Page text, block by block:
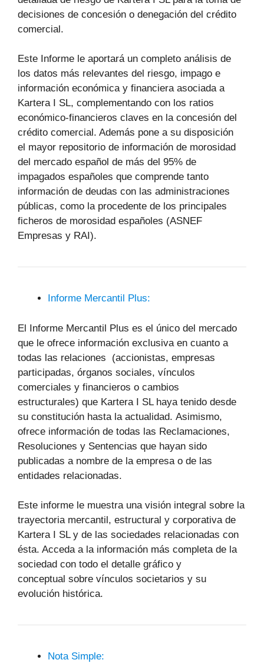
decisiones de concesión o denegación del crédito
comercial.
Este Informe le aportará un completo análisis de
los datos más relevantes del riesgo, impago e
información económica y financiera asociada a
Kartera I SL, complementando con los ratios
económico-financieros claves en la concesión del
crédito comercial. Además pone a su disposición
el mayor repositorio de información de morosidad
del mercado español de más del 95% de
impagados españoles que comprende tanto
información de deudas con las administraciones
públicas, como la procedente de los principales
ficheros de morosidad españoles (ASNEF
Empresas y RAI).
Informe Mercantil Plus:
El Informe Mercantil Plus es el único del mercado
que le ofrece información exclusiva en cuanto a
todas las relaciones (accionistas, empresas
participadas, órganos sociales, vínculos
comerciales y financieros o cambios
estructurales) que Kartera I SL haya tenido desde
su constitución hasta la actualidad. Asimismo,
ofrece información de todas las Reclamaciones,
Resoluciones y Sentencias que hayan sido
publicadas a nombre de la empresa o de las
entidades relacionadas.
Este informe le muestra una visión integral sobre la
trayectoria mercantil, estructural y corporativa de
Kartera I SL y de las sociedades relacionadas con
ésta. Acceda a la información más completa de la
sociedad con todo el detalle gráfico y
conceptual sobre vínculos societarios y su
evolución histórica.
Nota Simple: